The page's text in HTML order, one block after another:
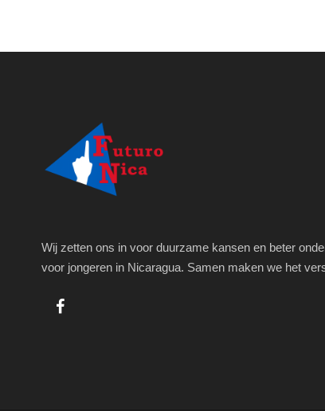
Wij zetten ons in voor duurzame kansen en beter
voor jongeren in Nicaragua. Samen maken we het